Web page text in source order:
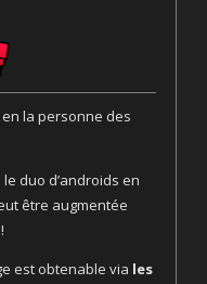
la personne des
duo d’androids en
être augmentée
est obtenable via les